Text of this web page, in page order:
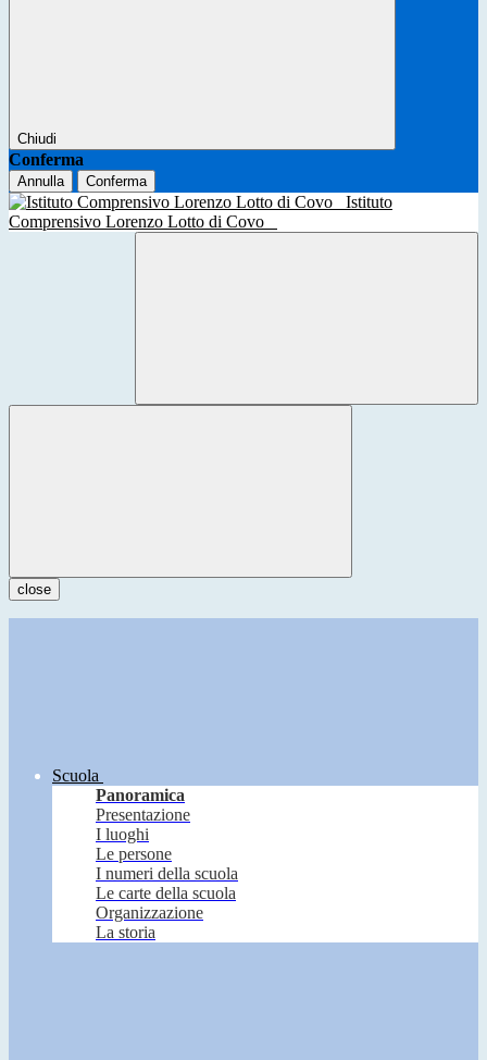
Chiudi
Conferma
Annulla Conferma
Istituto
Comprensivo Lorenzo Lotto di Covo
close
Scuola
Panoramica
Presentazione
I luoghi
Le persone
I numeri della scuola
Le carte della scuola
Organizzazione
La storia